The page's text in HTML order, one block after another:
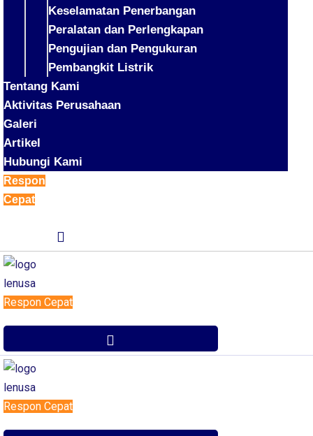
Keselamatan Penerbangan
Peralatan dan Perlengkapan
Pengujian dan Pengukuran
Pembangkit Listrik
Tentang Kami
Aktivitas Perusahaan
Galeri
Artikel
Hubungi Kami
Respon
Cepat
Respon Cepat
Respon Cepat